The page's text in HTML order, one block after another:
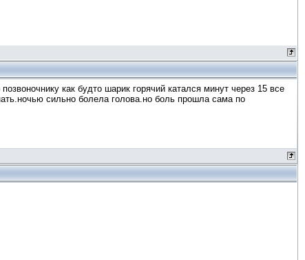
как будто шарик горячий катался минут через 15 все
сильно болела голова.но боль прошла сама по